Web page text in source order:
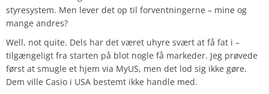
styresystem. Men lever det op til forventningerne – mine og
mange andres?
Well, not quite. Dels har det været uhyre svært at få fat i –
tilgængeligt fra starten på blot nogle få markeder. Jeg prøvede
først at smugle et hjem via MyUS, men det lod sig ikke gøre.
Dem ville Casio i USA bestemt ikke handle med.